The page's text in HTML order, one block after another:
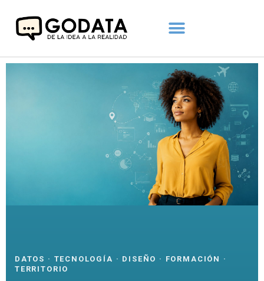
DATOS · TECNOLOGÍA · DISEÑO · FORMACIÓN ·
TERRITORIO